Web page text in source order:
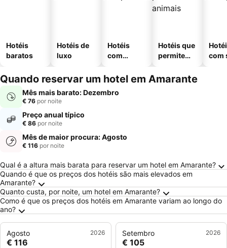
Hotéis
baratos
Hotéis de
luxo
Hotéis
com
Hotéis que
permitem
com
Quando reservar um hotel em Amarante
Mês mais barato: Dezembro
€ 76 por noite
Preço anual típico
€ 86 por noite
Mês de maior procura: Agosto
€ 116 por noite
Perguntas Frequentes sobre Amarante
Qual é a altura mais barata para reservar um hotel em Amarante?
Quando é que os preços dos hotéis são mais elevados em
Amarante?
Quanto custa, por noite, um hotel em Amarante?
Como é que os preços dos hotéis em Amarante variam ao longo do
ano?
Agosto 2026
€ 116
Setembro 2026
€ 105